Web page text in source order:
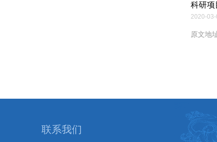
科研项
2020-03-
原文地
联系我们